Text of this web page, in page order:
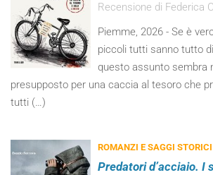
Recensione di Federica
Piemme, 2026 - Se è
piccoli tutti sanno tutto
questo assunto sembra
presupposto per una caccia al tesoro che
tutti (…)
ROMANZI E SAGGI STORICI
Predatori d’acciaio. I